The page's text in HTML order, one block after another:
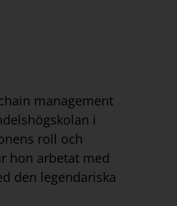
management
i
roll och
hon arbetat med
den legendariska